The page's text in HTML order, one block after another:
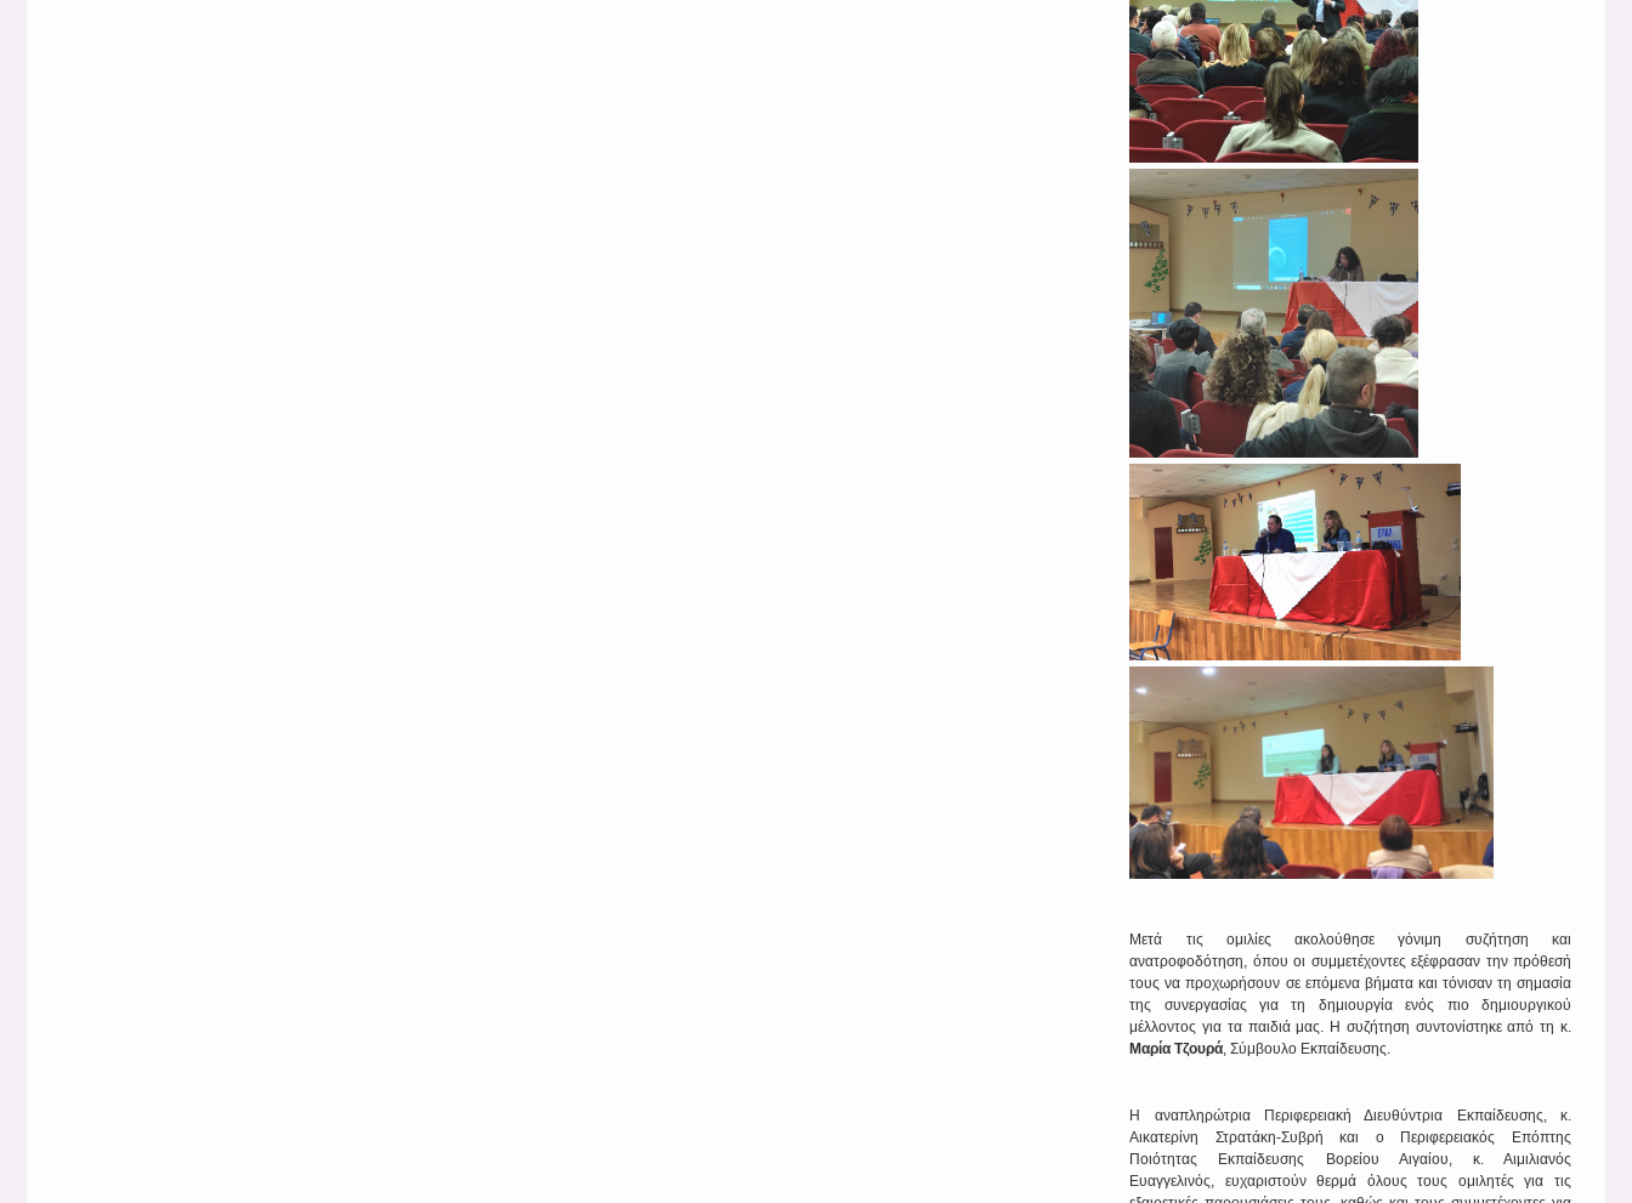
Μετά τις ομιλίες ακολούθησε γόνιμη συζήτηση και
ανατροφοδότηση, όπου οι συμμετέχοντες εξέφρασαν την πρόθεσή
τους να προχωρήσουν σε επόμενα βήματα και τόνισαν τη σημασία
της συνεργασίας για τη δημιουργία ενός πιο δημιουργικού
μέλλοντος για τα παιδιά μας. Η συζήτηση συντονίστηκε από τη κ.
Μαρία Τζουρά, Σύμβουλο Εκπαίδευσης.
Η αναπληρώτρια Περιφερειακή Διευθύντρια Εκπαίδευσης, κ.
Αικατερίνη Στρατάκη-Συβρή και ο Περιφερειακός Επόπτης
Ποιότητας Εκπαίδευσης Βορείου Αιγαίου, κ. Αιμιλιανός
Ευαγγελινός, ευχαριστούν θερμά όλους τους ομιλητές για τις